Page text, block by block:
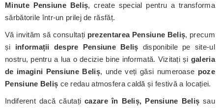
Minute Pensiune Beliș, create special pentru a transforma
sărbătorile într-un prilej de răsfăț.
Vă invităm să consultați prezentarea Pensiune Beliș, precum
și informații despre Pensiune Beliș disponibile pe site-ul
nostru, pentru a lua o decizie bine informată. Vizitați și galeria
de imagini Pensiune Beliș, unde veți găsi numeroase poze
Pensiune Beliș ce redau atmosfera caldă și festivă a locației.
Indiferent dacă căutațicazare în Beliș, Pensiune Beliș sau